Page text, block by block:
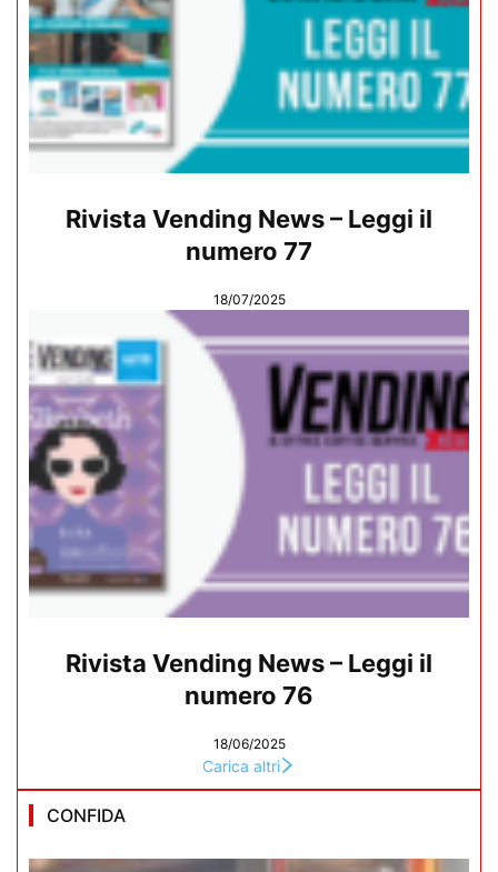
Rivista Vending News – Leggi il
numero 77
18/07/2025
Rivista Vending News – Leggi il
numero 76
18/06/2025
Carica altri
CONFIDA